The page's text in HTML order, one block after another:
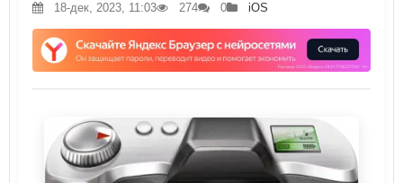
18-дек, 2023, 11:03 274 0 iOS